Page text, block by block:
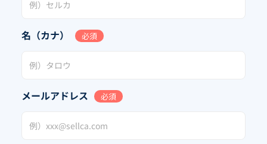
名（カナ） 必須
メールアドレス 必須